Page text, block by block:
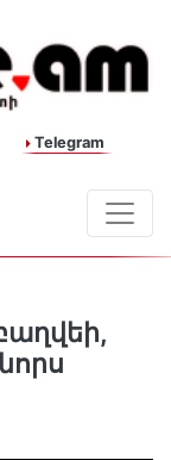
Telegram